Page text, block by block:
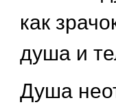
как
душа и
Душа